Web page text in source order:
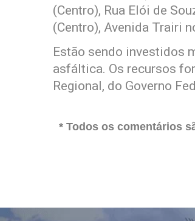
(Centro), Rua Elói de
(Centro), Avenida Trairi
Estão sendo investidos
asfáltica. Os recursos
Regional, do Governo
* Todos os comentários